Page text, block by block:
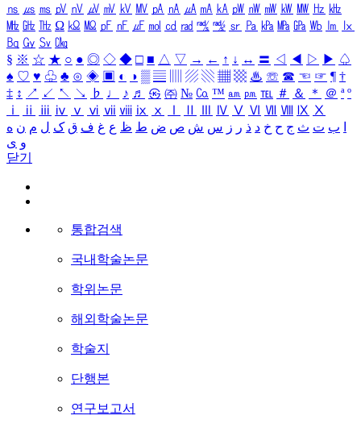
㎱ ㎲ ㎳ ㎴ ㎵ ㎶ ㎷ ㎸ ㎹ ㎀ ㎁ ㎂ ㎃ ㎄ ㎺ ㎻ ㎽ ㎾ ㎿ ㎐ ㎑
㎒ ㎓ ㎔ Ω ㏀ ㏁ ㎊ ㎋ ㎌ ㏖ ㏅ ㎭ ㎮ ㎯ ㏛ ㎩ ㎪ ㎫ ㎬ ㏝ ㏐
㏓
㏃ ㏉ ㏜ ㏆
§ ※ ☆ ★ ○ ● ◎ ◇ ◆ □ ■ △ ▽ → ← ↑ ↓ ↔ 〓 ◁ ◀ ▷ ▶ ♤
♠ ♡ ♥ ♧ ♣ ⊙ ◈ ▣ ◐ ◑ ▒ ▤ ▨ ▧ ▦ ▩ ♨ ☏ ☎ ☜ ☞ ¶ †
‡ ↕ ↗ ↙ ↖ ↘ ♭ ♩ ♪ ♬ ㉿ ㈜ № ㏇ ™ ㏂ ㏘ ℡ ＃ ＆ ＊ ＠ ª º
ⅰ
ⅱ ⅲ ⅳ ⅴ ⅵ ⅶ ⅷ ⅸ ⅹ Ⅳ Ⅴ Ⅵ Ⅶ Ⅷ Ⅸ Ⅹ
ب ت ث ج ح خ د ذ ر ز س ش ص ض ط ظ ع غ ف ق ک ل م ن ه
و ی
닫기
통합검색
국내학술논문
학위논문
해외학술논문
학술지
단행본
연구보고서